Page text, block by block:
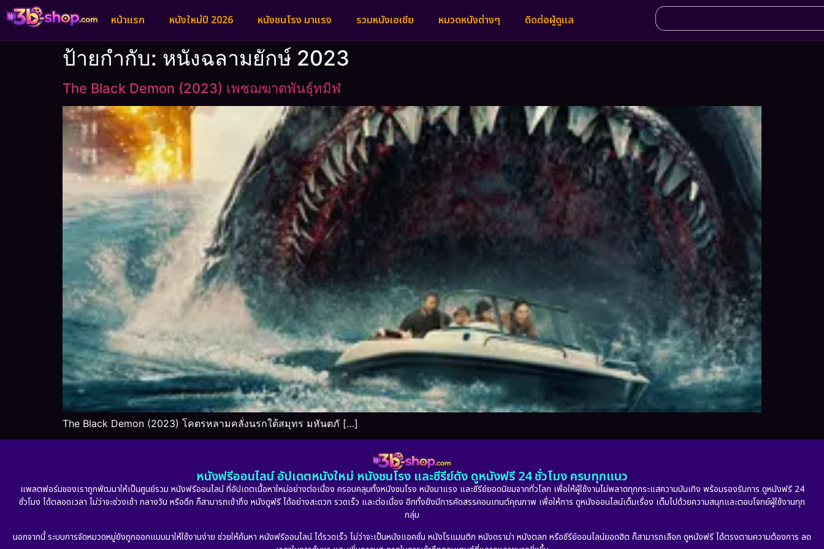
หน้าแรก หนังใหม่ปี 2026 หนังชนโรง มาแรง รวมหนังเอเชีย หมวดหนังต่างๆ ติดต่อผู้ดูแล
ป้ายกำกับ: หนังฉลามยักษ์ 2023
The Black Demon (2023) เพชฌฆาตพันธุ์ทมิฬ
The Black Demon (2023) โคตรหลามคลั่งนรกใต้สมุทร มหันตภั […]
หนังฟรีออนไลน์ อัปเดตหนังใหม่ หนังชนโรง และซีรีย์ดัง ดูหนังฟรี 24 ชั่วโมง ครบทุกแนว
แพลตฟอร์มของเราถูกพัฒนาให้เป็นศูนย์รวม หนังฟรีออนไลน์ ที่อัปเดตเนื้อหาใหม่อย่างต่อเนื่อง ครอบคลุมทั้งหนังชนโรง หนังมาแรง และซีรีย์ยอดนิยมจากทั่วโลก เพื่อให้ผู้ใช้งานไม่พลาดทุกกระแสความบันเทิง พร้อมรองรับการ ดูหนังฟรี 24
ชั่วโมง ได้ตลอดเวลา ไม่ว่าจะช่วงเช้า กลางวัน หรือดึก ก็สามารถเข้าถึง หนังดูฟรี ได้อย่างสะดวก รวดเร็ว และต่อเนื่อง อีกทั้งยังมีการคัดสรรคอนเทนต์คุณภาพ เพื่อให้การ ดูหนังออนไลน์เต็มเรื่อง เต็มไปด้วยความสนุกและตอบโจทย์ผู้ใช้งานทุก
กลุ่ม
นอกจากนี้ ระบบการจัดหมวดหมู่ยังถูกออกแบบมาให้ใช้งานง่าย ช่วยให้ค้นหา หนังฟรีออนไลน์ ได้รวดเร็ว ไม่ว่าจะเป็นหนังแอคชั่น หนังโรแมนติก หนังดราม่า หนังตลก หรือซีรีย์ออนไลน์ยอดฮิต ก็สามารถเลือก ดูหนังฟรี ได้ตรงตามความต้องการ ลด